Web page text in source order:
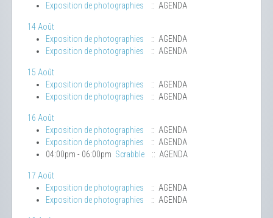
Exposition de photographies
:: AGENDA
14 Août
Exposition de photographies
:: AGENDA
Exposition de photographies
:: AGENDA
15 Août
Exposition de photographies
:: AGENDA
Exposition de photographies
:: AGENDA
16 Août
Exposition de photographies
:: AGENDA
Exposition de photographies
:: AGENDA
04:00pm - 06:00pm Scrabble :: AGENDA
17 Août
Exposition de photographies
:: AGENDA
Exposition de photographies
:: AGENDA